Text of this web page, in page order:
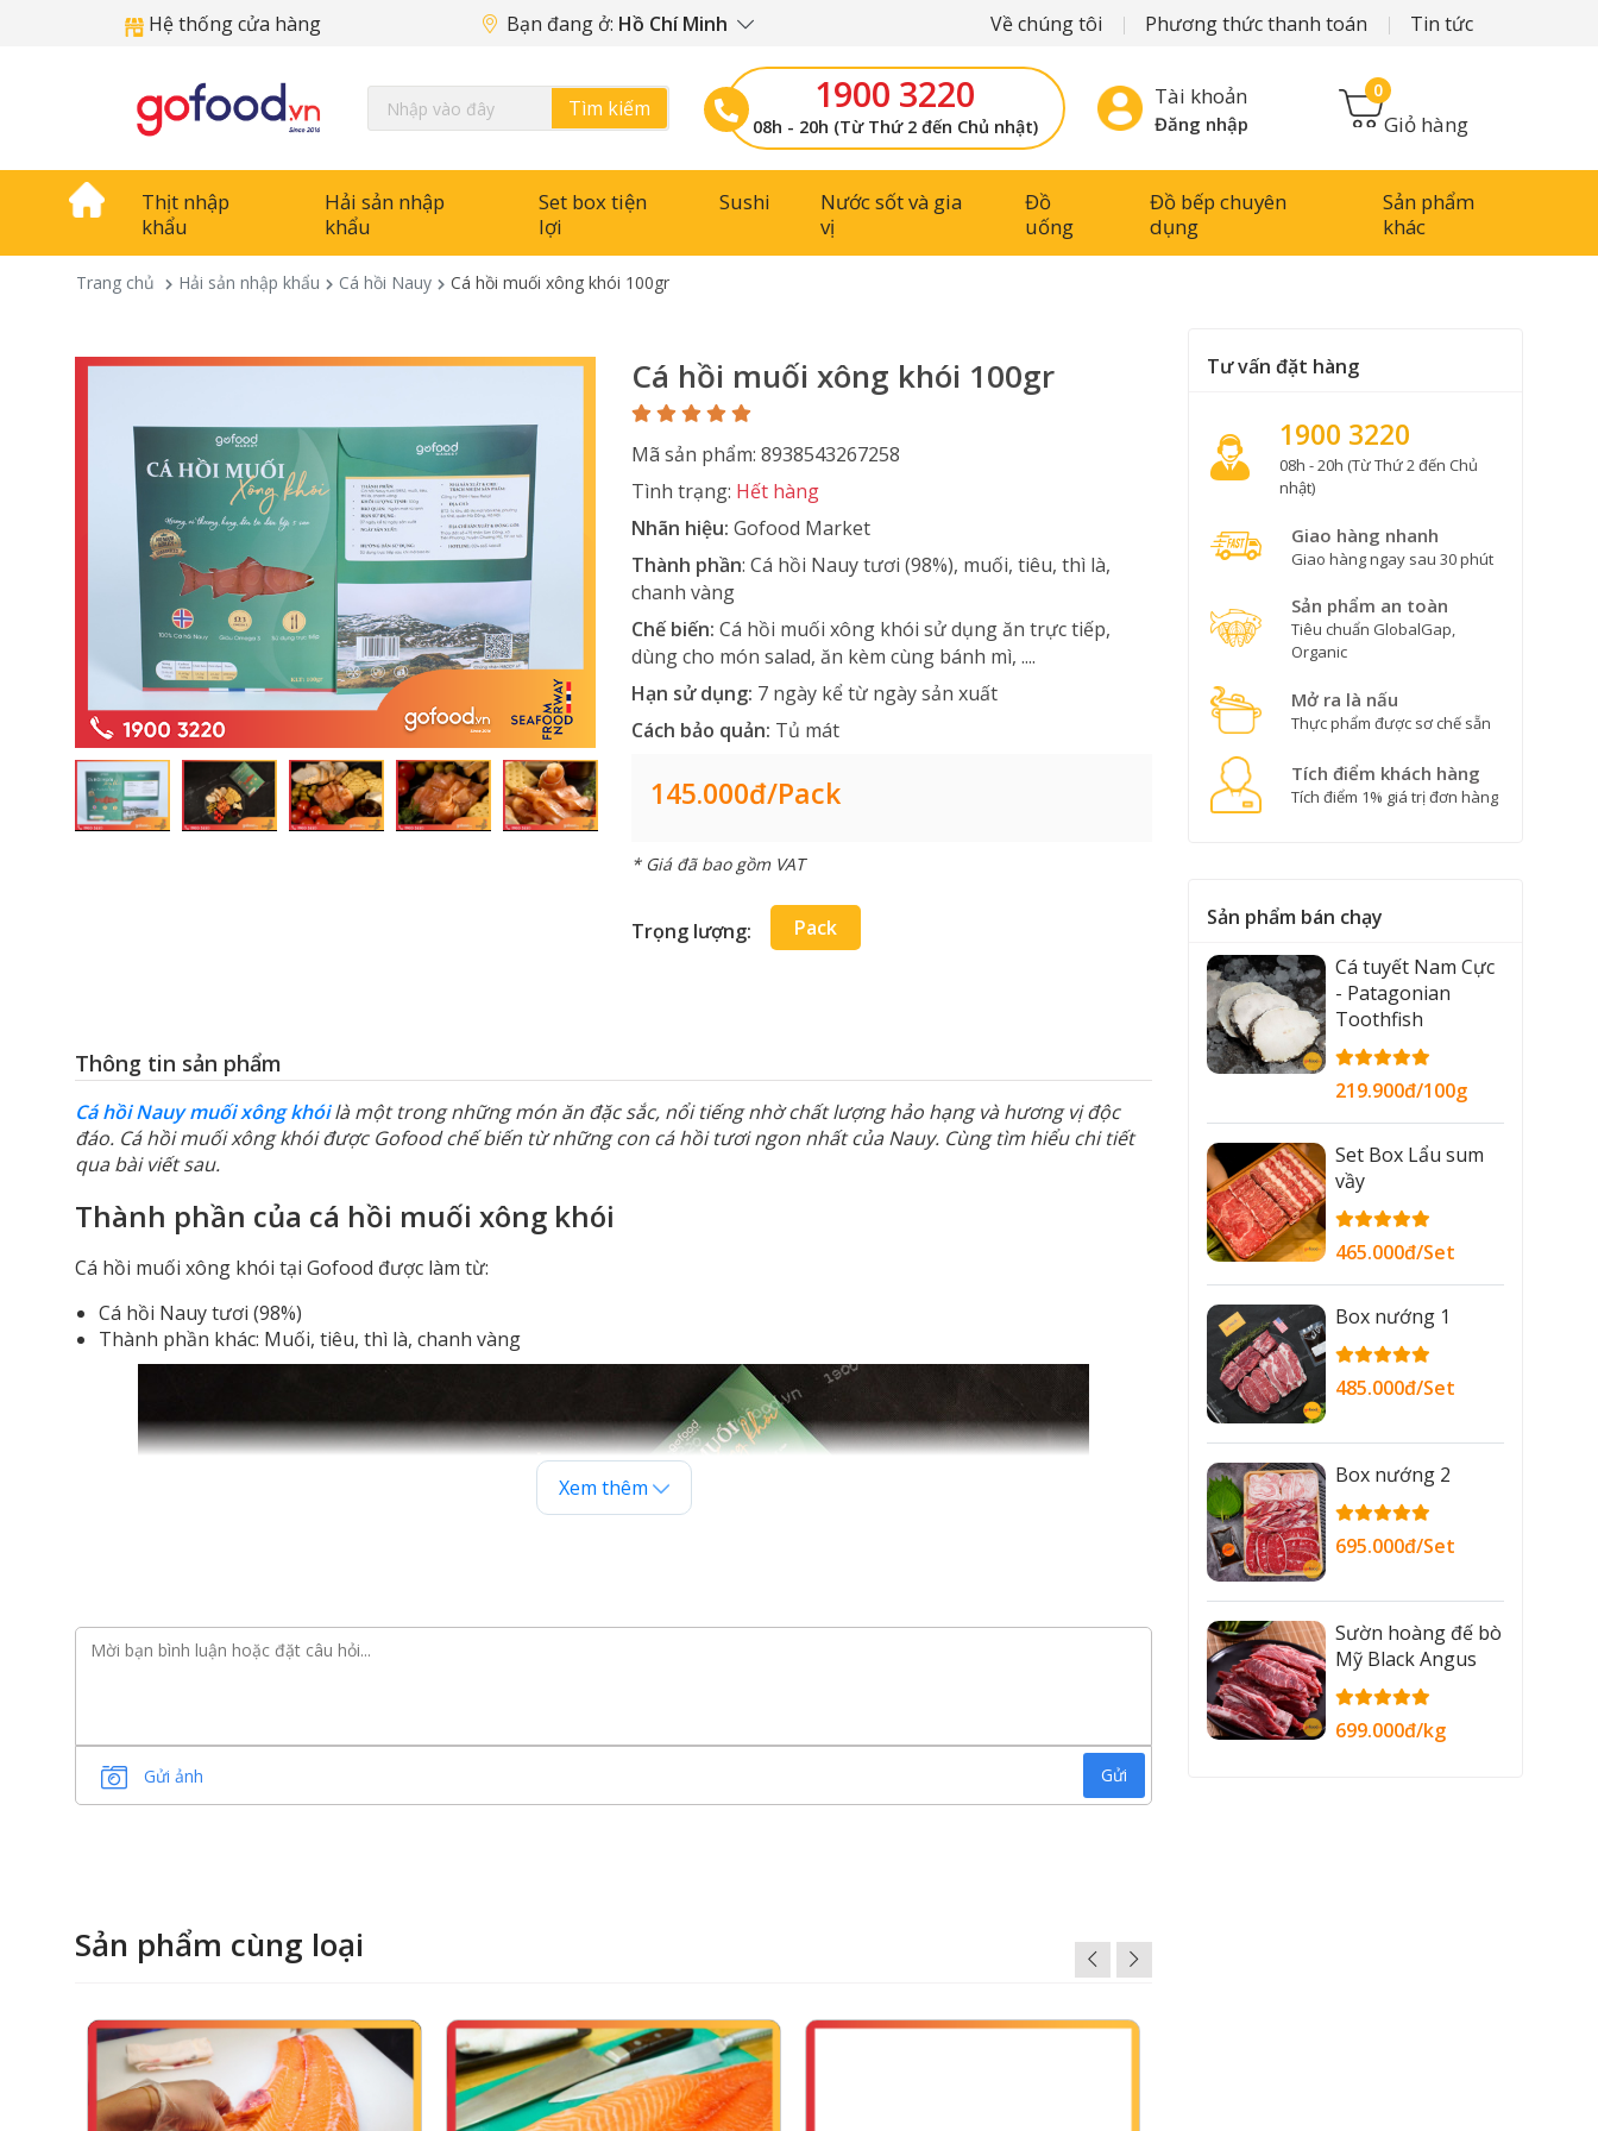
Hệ thống cửa hàng Bạn đang ở: Hồ Chí Minh Về chúng tôi Phương thức thanh toán Tin tức
Tìm kiếm 1900 3220
08h - 20h (Từ Thứ 2 đến Chủ nhật)
Tài khoản
Đăng nhập Giỏ hàng
0
Thịt nhập
khẩu
Hải sản nhập
khẩu
Set box tiện
lợi
Sushi
Nước sốt và gia
vị
Đồ
uống
Đồ bếp chuyên
dụng
Sản phẩm
khác
Trang chủ Hải sản nhập khẩu Cá hồi Nauy Cá hồi muối xông khói 100gr
Cá hồi muối xông khói 100gr
Mã sản phẩm: 8938543267258
Tình trạng: Hết hàng
Nhãn hiệu: Gofood Market
Thành phần: Cá hồi Nauy tươi (98%), muối, tiêu, thì là,
chanh vàng
Chế biến: Cá hồi muối xông khói sử dụng ăn trực tiếp,
dùng cho món salad, ăn kèm cùng bánh mì, ....
Hạn sử dụng: 7 ngày kể từ ngày sản xuất
Cách bảo quản: Tủ mát
145.000đ/pack
* Giá đã bao gồm VAT
Trọng lượng: Pack
Thông tin sản phẩm
Cá hồi Nauy muối xông khóilà một trong những món ăn đặc sắc, nổi tiếng nhờ chất lượng hảo hạng và hương vị độc
đáo. Cá hồi muối xông khói được Gofood chế biến từ những con cá hồi tươi ngon nhất của Nauy. Cùng tìm hiểu chi tiết
qua bài viết sau.
Thành phần của cá hồi muối xông khói
Cá hồi muối xông khói tại Gofood được làm từ:
Cá hồi Nauy tươi (98%)
Thành phần khác: Muối, tiêu, thì là, chanh vàng
Cá hồi được nuôi trong môi trường biển tự nhiên của Nauy thuộc Bắc Đại Tây Dương. Quá trình nuôi dưỡng được quản
lý chặt chẽ từ giai đoạn trứng cho đến khi cá trưởng thành. Thức ăn cũng được được kiểm soát nghiêm ngặt đảm bảo
nguồn protein an toàn giữ cho cá hồi sạch và giảm thiểu tác động đến môi trường biển.
Xem thêm
Gửi ảnh Gửi
Sản phẩm cùng loại
Tư vấn đặt hàng
1900 3220
08h - 20h (Từ Thứ 2 đến Chủ
nhật)
Giao hàng nhanh
Giao hàng ngay sau 30 phút
Sản phẩm an toàn
Tiêu chuẩn GlobalGap,
Organic
Mở ra là nấu
Thực phẩm được sơ chế sẵn
Tích điểm khách hàng
Tích điểm 1% giá trị đơn hàng
Sản phẩm bán chạy
Cá tuyết Nam Cực
- Patagonian
Toothfish
219.900đ/100g
Set Box Lẩu sum
vầy
465.000đ/Set
Box nướng 1
485.000đ/Set
Box nướng 2
695.000đ/Set
Sườn hoàng đế bò
Mỹ Black Angus
699.000đ/kg